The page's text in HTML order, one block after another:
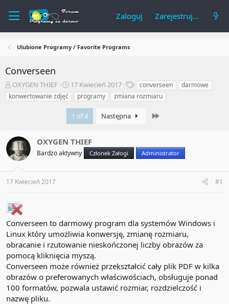
Zaloguj Zarejestruj się
Ulubione Programy / Favorite Programs
Converseen
A
u
t
e
m
a
OXYGEN THIEF
R
o
z
p
o
z
t
17 Kwiecień 2017
T
a
g
i
converseen
darmowe
konwertowanie zdjęć
programy zmiana rozmiaru
1 of 4 Następna
OXYGEN THIEF
Bardzo aktywny Członek Załogi Administrator
17 Kwiecień 2017 #1
Converseen to darmowy program dla systemów Windows i
Linux który umożliwia konwersję, zmianę rozmiaru,
obracanie i rzutowanie nieskończonej liczby obrazów za
pomocą kliknięcia myszą.
Converseen może również przekształcić cały plik PDF w kilka
obrazów o preferowanych właściwościach, obsługuje ponad
100 formatów, pozwala ustawić rozmiar, rozdzielczość i
nazwę pliku.